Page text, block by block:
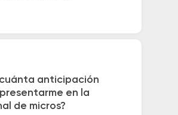
anticipación
en la
de micros?